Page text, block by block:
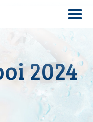
Search
2024